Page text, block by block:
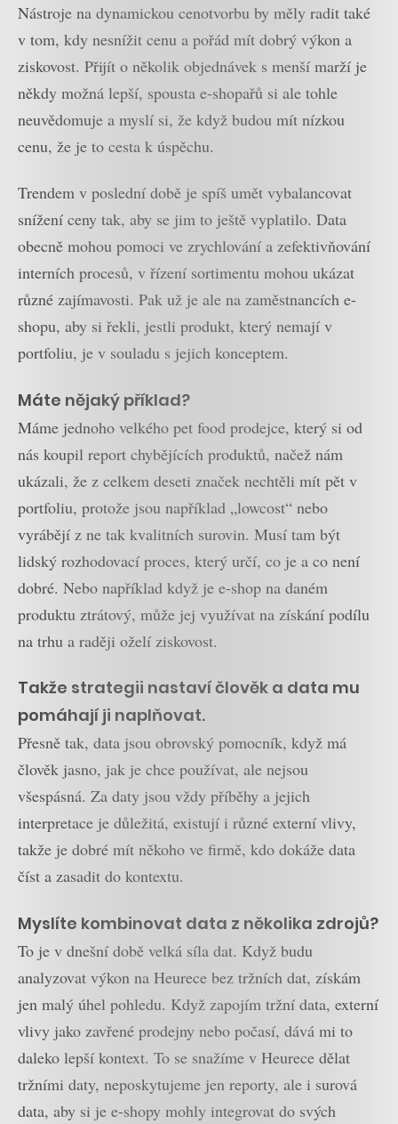
Nástroje na dynamickou cenotvorbu by měly radit také
v tom, kdy nesnížit cenu a pořád mít dobrý výkon a
ziskovost. Přijít o několik objednávek s menší marží je
někdy možná lepší, spousta e-shopařů si ale tohle
neuvědomuje a myslí si, že když budou mít nízkou
cenu, že je to cesta k úspěchu.
Trendem v poslední době je spíš umět vybalancovat
snížení ceny tak, aby se jim to ještě vyplatilo. Data
obecně mohou pomoci ve zrychlování a zefektivňování
interních procesů, v řízení sortimentu mohou ukázat
různé zajímavosti. Pak už je ale na zaměstnancích e-
shopu, aby si řekli, jestli produkt, který nemají v
portfoliu, je v souladu s jejich konceptem.
Máte nějaký příklad?
Máme jednoho velkého pet food prodejce, který si od
nás koupil report chybějících produktů, načež nám
ukázali, že z celkem deseti značek nechtěli mít pět v
portfoliu, protože jsou například „lowcost“ nebo
vyrábějí z ne tak kvalitních surovin. Musí tam být
lidský rozhodovací proces, který určí, co je a co není
dobré. Nebo například když je e-shop na daném
produktu ztrátový, může jej využívat na získání podílu
na trhu a raději oželí ziskovost.
Takže strategii nastaví člověk a data mu
pomáhají ji naplňovat.
Přesně tak, data jsou obrovský pomocník, když má
člověk jasno, jak je chce používat, ale nejsou
všespásná. Za daty jsou vždy příběhy a jejich
interpretace je důležitá, existují i různé externí vlivy,
takže je dobré mít někoho ve firmě, kdo dokáže data
číst a zasadit do kontextu.
Myslíte kombinovat data z několika zdrojů?
To je v dnešní době velká síla dat. Když budu
analyzovat výkon na Heurece bez tržních dat, získám
jen malý úhel pohledu. Když zapojím tržní data, externí
vlivy jako zavřené prodejny nebo počasí, dává mi to
daleko lepší kontext. To se snažíme v Heurece dělat
tržními daty, neposkytujeme jen reporty, ale i surová
data, aby si je e-shopy mohly integrovat do svých